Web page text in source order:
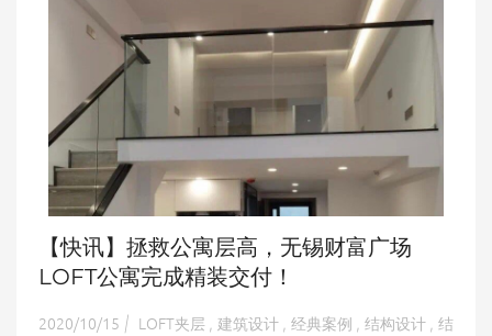
【快讯】拯救公寓层高，无锡财富广场
LOFT公寓完成精装交付！
2020/10/15 | LOFT夹层 建筑设计 经典案例 结构设计 结